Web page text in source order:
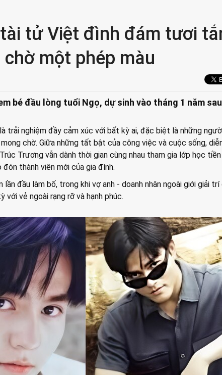
tử Việt đình đám tươi
một phép màu
bé đầu lòng tuổi Ngọ, dự sinh vào tháng 1 năm
trải nghiệm đầy cảm xúc với bất kỳ ai, đặc biệt là những
chờ. Giữa những tất bật của công việc và cuộc sống,
Trương vẫn dành thời gian cùng nhau tham gia lớp học tiền
thành viên mới của gia đình.
lần đầu làm bố, trong khi vợ anh - doanh nhân ngoài giới giải
với vẻ ngoài rạng rỡ và hạnh phúc.